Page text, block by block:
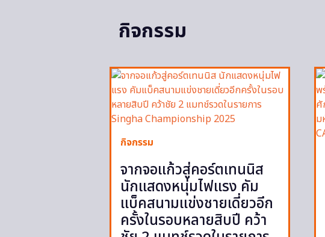
กิจกรรม
กิจกรรม
จากจอแก้วสู่คอร์ตเทนนิส
นักแสดงหนุ่มไฟแรง คัม
แบ็คสนามแข่งชายเดี่ยวอีก
ครั้งในรอบหลายสิบปี คว้า